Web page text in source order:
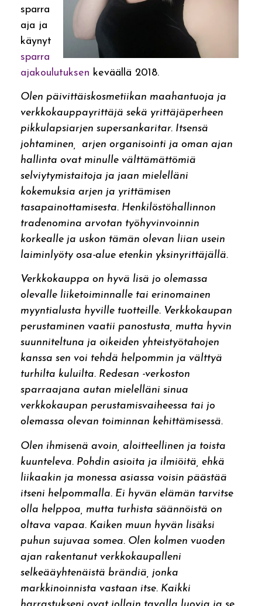
sparra
aja ja
käynyt
sparra
ajakoulutuksen keväällä 2018.
Olen päivittäiskosmetiikan maahantuoja ja
verkkokauppayrittäjä sekä yrittäjäperheen
pikkulapsiarjen supersankaritar. Itsensä
johtaminen, arjen organisointi ja oman ajan
hallinta ovat minulle välttämättömiä
selviytymistaitoja ja jaan mielelläni
kokemuksia arjen ja yrittämisen
tasapainottamisesta. Henkilöstöhallinnon
tradenomina arvotan työhyvinvoinnin
korkealle ja uskon tämän olevan liian usein
laiminlyöty osa-alue etenkin yksinyrittäjällä.
Verkkokauppa on hyvä lisä jo olemassa
olevalle liiketoiminnalle tai erinomainen
myyntialusta hyville tuotteille. Verkkokaupan
perustaminen vaatii panostusta, mutta hyvin
suunniteltuna ja oikeiden yhteistyötahojen
kanssa sen voi tehdä helpommin ja välttyä
turhilta kuluilta. Redesan -verkoston
sparraajana autan mielelläni sinua
verkkokaupan perustamisvaiheessa tai jo
olemassa olevan toiminnan kehittämisessä.
Olen ihmisenä avoin, aloitteellinen ja toista
kuunteleva. Pohdin asioita ja ilmiöitä, ehkä
liikaakin ja monessa asiassa voisin päästää
itseni helpommalla. Ei hyvän elämän tarvitse
olla helppoa, mutta turhista säännöistä on
oltava vapaa. Kaiken muun hyvän lisäksi
puhun sujuvaa somea. Olen kolmen vuoden
ajan rakentanut verkkokaupalleni
selkeääyhtenäistä brändiä, jonka
markkinoinnista vastaan itse. Kaikki